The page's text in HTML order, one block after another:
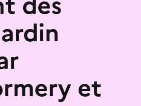
et